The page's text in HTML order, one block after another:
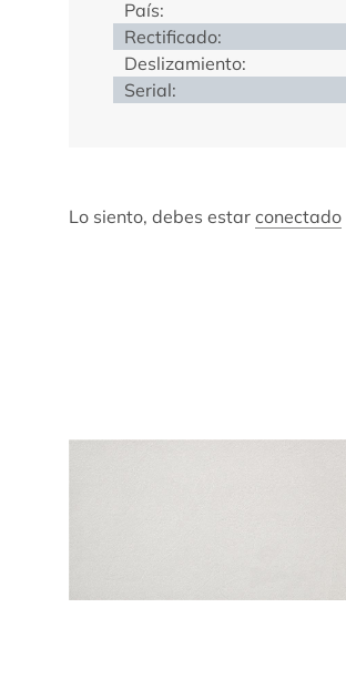
País:
Rectificado:
Deslizamiento:
Serial:
Lo siento, debes estar conectado